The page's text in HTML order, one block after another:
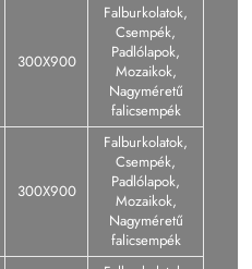
300X900
Falburkolatok,
Csempék,
Padlólapok,
Mozaikok,
Nagyméretű
falicsempék
300X900
Falburkolatok,
Csempék,
Padlólapok,
Mozaikok,
Nagyméretű
falicsempék